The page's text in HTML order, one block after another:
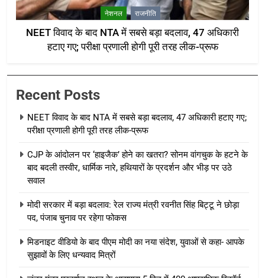
नेशनल राजनीति
NEET विवाद के बाद NTA में सबसे बड़ा बदलाव, 47 अधिकारी
हटाए गए; परीक्षा प्रणाली होगी पूरी तरह लीक-प्रूफ
Recent Posts
NEET विवाद के बाद NTA में सबसे बड़ा बदलाव, 47 अधिकारी हटाए गए;
परीक्षा प्रणाली होगी पूरी तरह लीक-प्रूफ
CJP के आंदोलन पर ‘हाइजैक’ होने का खतरा? सोनम वांगचुक के हटने के
बाद बदली तस्वीर, धार्मिक नारे, हथियारों के प्रदर्शन और भीड़ पर उठे
सवाल
मोदी सरकार में बड़ा बदलाव: रेल राज्य मंत्री रवनीत सिंह बिट्टू ने छोड़ा
पद, पंजाब चुनाव पर रहेगा फोकस
मिडनाइट वीडियो के बाद पीएम मोदी का नया संदेश, युवाओं से कहा- आपके
सुझावों के लिए धन्यवाद मित्रों